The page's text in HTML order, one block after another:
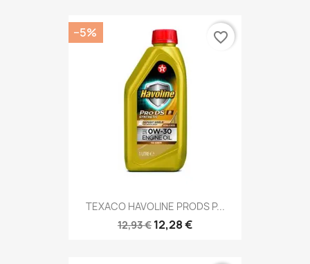
TEXACO HAVOLINE PRODS P...
12,93 € 12,28 €
−5% favorite_border